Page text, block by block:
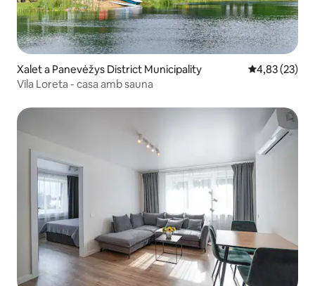
Xalet a Panevėžys District Municipality 4,83 de
4,83 (23)
Vila Loreta - casa amb sauna